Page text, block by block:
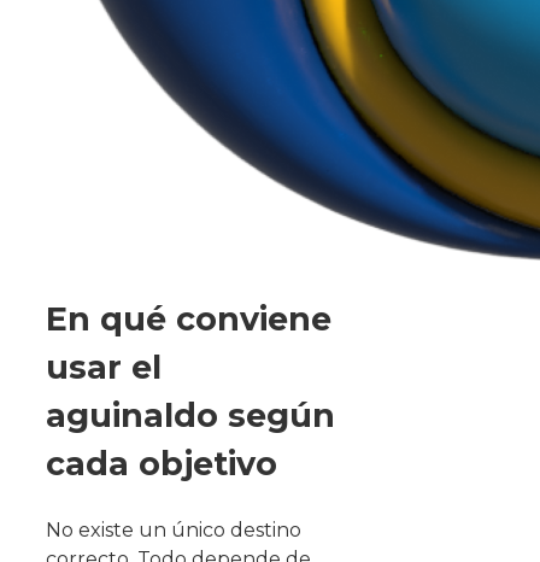
En qué conviene
usar el
aguinaldo según
cada objetivo
No existe un único destino